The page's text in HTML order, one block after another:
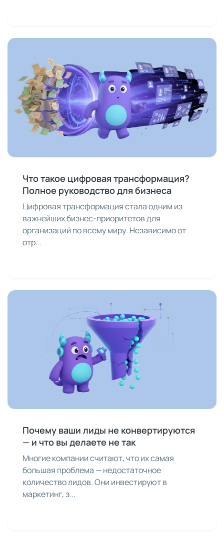
Что такое цифровая трансформация?
Полное руководство для бизнеса
Цифровая трансформация стала одним из
важнейших бизнес-приоритетов для
организаций по всему миру. Независимо от
отр...
Почему ваши лиды не конвертируются
— и что вы делаете не так
Многие компании считают, что их самая
большая проблема — недостаточное
количество лидов. Они инвестируют в
маркетинг, з...